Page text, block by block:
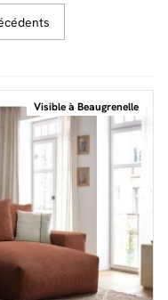
Visible à Beaugrenelle